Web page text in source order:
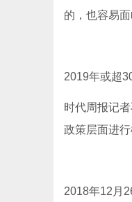
的，也容易
2019年或超
时代周报记
政策层面进行
2018年12月